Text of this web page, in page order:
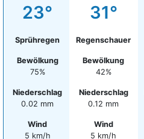
23°
Sprühregen
Bewölkung
75%
Niederschlag
0.02 mm
Wind
5 km/h
31°
Regenschauer
Bewölkung
42%
Niederschlag
0.12 mm
Wind
5 km/h